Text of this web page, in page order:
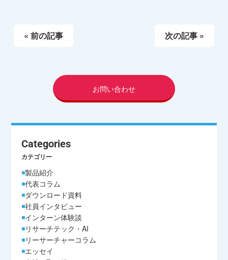
« 前の記事 次の記事 »
お問い合わせ
Categories
カテゴリー
製品紹介
代表コラム
ダウンロード資料
社員インタビュー
インターン体験談
リサーチテック・AI
リーサーチャーコラム
エッセイ